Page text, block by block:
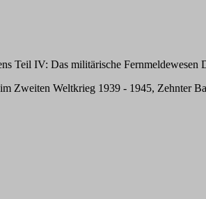
Teil IV: Das militärische
Zweiten Weltkrieg 1939 - 1945, Zehnter